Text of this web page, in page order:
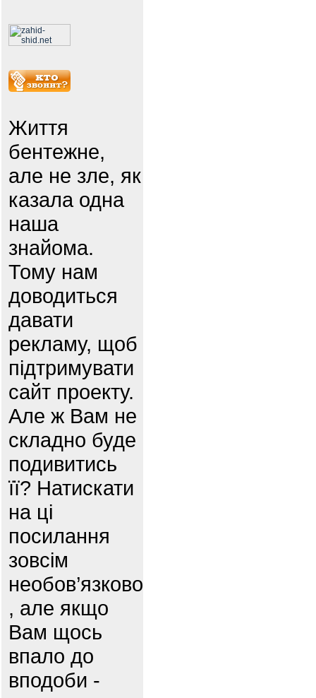
Життя
бентежне,
але не зле, як
казала одна
наша
знайома.
Тому нам
доводиться
давати
рекламу, щоб
підтримувати
сайт проекту.
Але ж Вам не
складно буде
подивитись
її? Натискати
на ці
посилання
зовсім
необов’язково
, але якщо
Вам щось
впало до
вподоби -